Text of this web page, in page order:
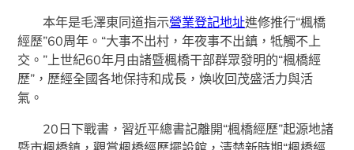
本年是毛澤東同道指示營業登記地址進修推行“楓橋
經歷”60周年。“大事不出村，年夜事不出鎮，牴觸不上
交。”上世紀60年月由諸暨楓橋干部群眾發明的“楓橋經
歷”，歷經全國各地保持和成長，煥收回茂盛活力與活
氣。
20日下戰書，習近平總書記離開“楓橋經歷”起源地諸